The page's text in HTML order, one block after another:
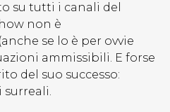
su tutti i canali del
non è
se lo è per ovvie
ammissibili. E forse
del suo successo:
surreali.